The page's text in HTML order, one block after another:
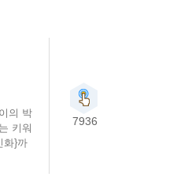
의 박
키워
화}까
7936